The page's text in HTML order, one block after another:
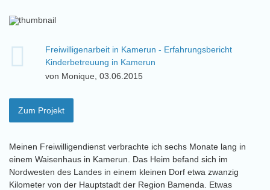
Freiwilligenarbeit in Kamerun - Erfahrungsbericht
Kinderbetreuung in Kamerun
von Monique, 03.06.2015
Zum Projekt
Meinen Freiwilligendienst verbrachte ich sechs Monate lang in
einem Waisenhaus in Kamerun. Das Heim befand sich im
Nordwesten des Landes in einem kleinen Dorf etwa zwanzig
Kilometer von der Hauptstadt der Region Bamenda. Etwas